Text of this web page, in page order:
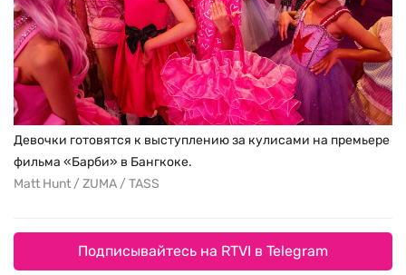
Девочки готовятся к выступлению за кулисами на премьере
фильма «Барби» в Бангкоке.
Matt Hunt / ZUMA / TASS
Подписывайтесь на RTVI в Telegram